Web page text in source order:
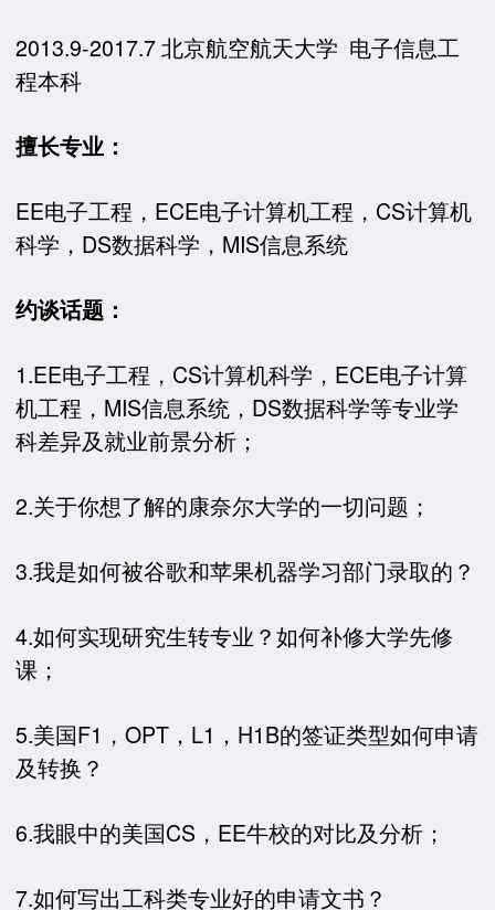
2013.9-2017.7 北京航空航天大学 电子信息工
程本科
擅长专业：
EE电子工程，ECE电子计算机工程，CS计算机
科学，DS数据科学，MIS信息系统
约谈话题：
1.EE电子工程，CS计算机科学，ECE电子计算
机工程，MIS信息系统，DS数据科学等专业学
科差异及就业前景分析；
2.关于你想了解的康奈尔大学的一切问题；
3.我是如何被谷歌和苹果机器学习部门录取的？
4.如何实现研究生转专业？如何补修大学先修
课；
5.美国F1，OPT，L1，H1B的签证类型如何申请
及转换？
6.我眼中的美国CS，EE牛校的对比及分析；
7.如何写出工科类专业好的申请文书？